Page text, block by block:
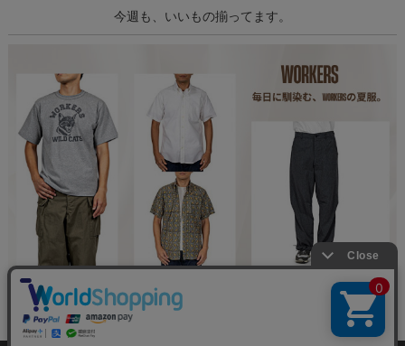
今週も、いいもの揃ってます。